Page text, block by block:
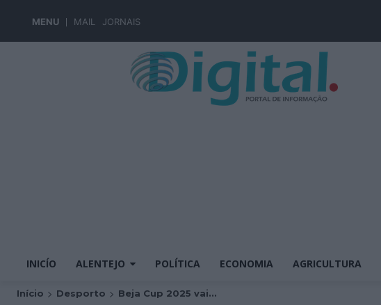
MENU MAIL JORNAIS
INICÍO ALENTEJO POLÍTICA ECONOMIA AGRICULTURA
Início Desporto Beja Cup 2025 vai...